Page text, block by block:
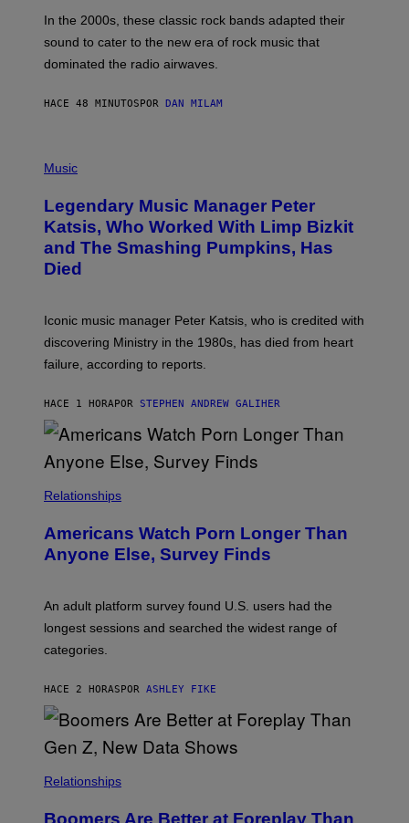
A
K
M
I
E
A
M
A
G
E
D
I
C
In the 2000s, these classic rock bands adapted their
sound to cater to the new era of rock music that
dominated the radio airwaves.
HACE 48 MINUTOS POR DAN MILAM
H
O
B
Y
D
I
M
R
O
S
K
M
O
R
I
/
R
E
I
G
Music
Legendary Music Manager Peter
Katsis, Who Worked With Limp Bizkit
and The Smashing Pumpkins, Has
Died
Iconic music manager Peter Katsis, who is credited with
discovering Ministry in the 1980s, has died from heart
failure, according to reports.
HACE 1 HORAPOR STEPHEN ANDREW GALIHER
Relationships
Americans Watch Porn Longer Than
Anyone Else, Survey Finds
An adult platform survey found U.S. users had the
longest sessions and searched the widest range of
categories.
HACE 2 HORAS POR ASHLEY FIKE
Relationships
Boomers Are Better at Foreplay Than